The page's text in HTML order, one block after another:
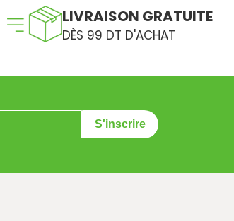
LIVRAISON GRATUITE
DÈS 99 DT D'ACHAT
S'inscrire